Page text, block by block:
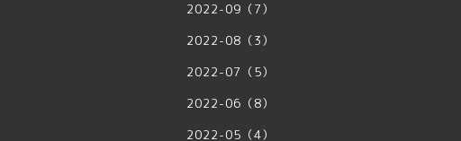
2022-09（7）
2022-08（3）
2022-07（5）
2022-06（8）
2022-05（4）